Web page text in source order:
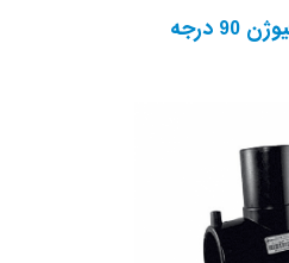
90 درجه